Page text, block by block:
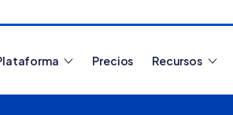
Precios Recursos